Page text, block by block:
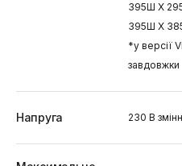
395Ш X
395Ш X
*у версії
завдовжки
Напруга 230 В